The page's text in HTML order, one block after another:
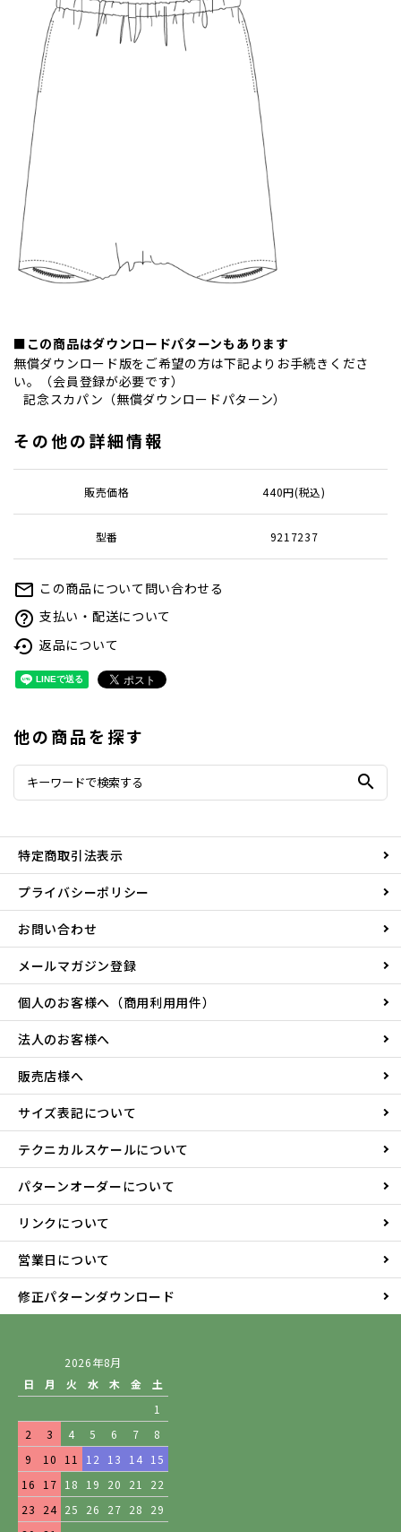
■この商品はダウンロードパターンもあります
無償ダウンロード版をご希望の方は下記よりお手続きくださ
い。（会員登録が必要です）
記念スカパン（無償ダウンロードパターン）
その他の詳細情報
販売価格 440円(税込)
型番 9217237
mail_outline この商品について問い合わせる
help_outline 支払い・配送について
settings_backup_restore 返品について
他の商品を探す
search
特定商取引法表示
プライバシーポリシー
お問い合わせ
メールマガジン登録
個人のお客様へ（商用利用用件）
法人のお客様へ
販売店様へ
サイズ表記について
テクニカルスケールについて
パターンオーダーについて
リンクについて
営業日について
修正パターンダウンロード
2026年8月
日
月 火 水 木 金
土
1
2
3 4 5 6 7
8
9
10 11 12 13 14 15
16
17 18 19 20 21
22
23
24 25 26 27 28
29